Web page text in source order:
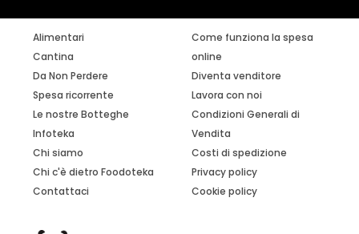
Alimentari
Cantina
Da Non Perdere
Spesa ricorrente
Le nostre Botteghe
Infoteka
Chi siamo
Chi c'è dietro Foodoteka
Contattaci
Come funziona la spesa
online
Diventa venditore
Lavora con noi
Condizioni Generali di
Vendita
Costi di spedizione
Privacy policy
Cookie policy